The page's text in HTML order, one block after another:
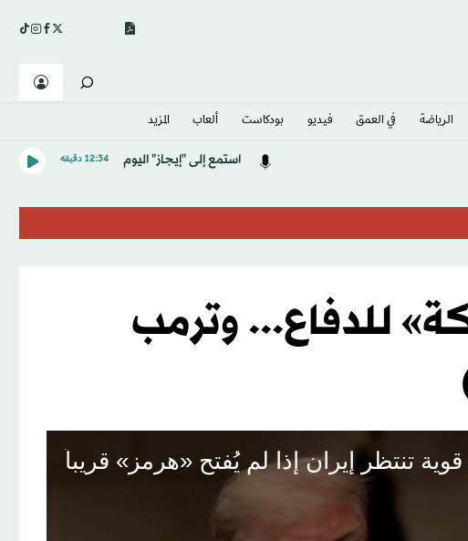
الرياضة في العمق فيديو بودكاست ألعاب المزيد
استمع إلى "إيجاز" اليوم 12:34 دقيقه
للدفاع... وترمب
تنتظر إيران إذا لم يُفتح «هرمز» قريباً